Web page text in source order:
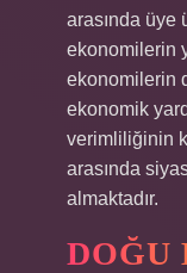
arasında üye
ekonomilerin
ekonomilerin
ekonomik
verimliliğinin
arasında
almaktadır.
DOĞU